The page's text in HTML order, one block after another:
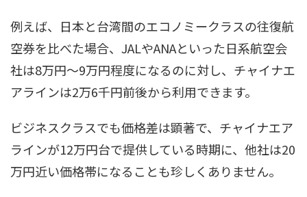
例えば、日本と台湾間のエコノミークラスの往復航
空券を比べた場合、JALやANAといった日系航空会
社は8万円〜9万円程度になるのに対し、チャイナエ
アラインは2万6千円前後から利用できます。
ビジネスクラスでも価格差は顕著で、チャイナエア
ラインが12万円台で提供している時期に、他社は20
万円近い価格帯になることも珍しくありません。